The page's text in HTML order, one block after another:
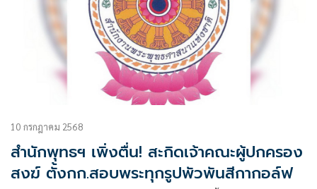
10 กรกฎาคม 2568
สำนักพุทธฯ เพิ่งตื่น! สะกิดเจ้าคณะผู้ปกครอง
สงฆ์ ตั้งกก.สอบพระทุกรูปพัวพันสีกากอล์ฟ